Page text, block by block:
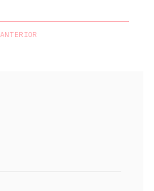
ANTERIOR